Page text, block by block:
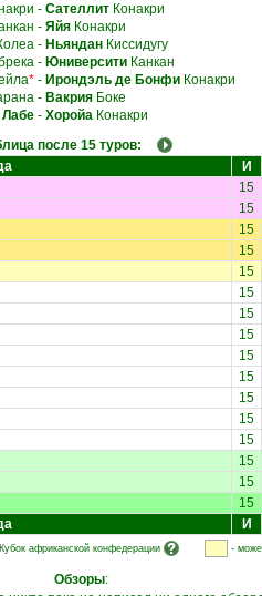
- СателлитКонакри
- ЯйяКонакри
- НьянданКиссидугу
- ЮниверситиКанкан
*- Ирондэль де БонфиКонакри
- ВакрияБоке
- ХоройаКонакри
после 15 туров:
И
15
15
15
15
15
15
15
15
15
15
15
15
15
15
15
15
И
африканской конфедерации -
Обзоры: